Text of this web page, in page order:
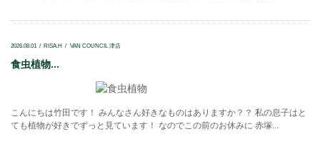
2026.08.01 RISA.H VAN COUNCIL 津店
食虫植物...
こんにちは竹田です！ みんなさん好きなものはありますか？？ 私の息子はと
ても植物が好きでずっと見ています！ なのでこの前のお休みに 赤塚...